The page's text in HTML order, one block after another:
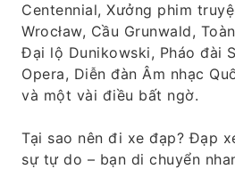
Centennial, Xưởng phim
Wrocław, Cầu Grunwald,
Đại lộ Dunikowski, Pháo đài
Opera, Diễn đàn Âm nhạc
và một vài điều bất ngờ.
Tại sao nên đi xe đạp? Đạp
sự tự do – bạn di chuyển